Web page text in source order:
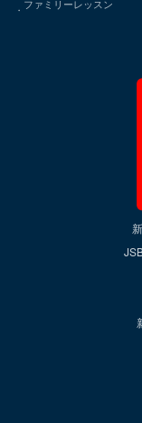
ファミリーレッスン